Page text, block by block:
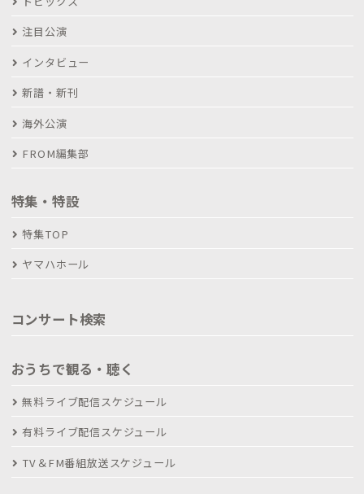
注目公演
インタビュー
新譜・新刊
海外公演
FROM編集部
特集・特設
特集TOP
ヤマハホール
コンサート検索
おうちで観る・聴く
無料ライブ配信スケジュール
有料ライブ配信スケジュール
TV＆FM番組放送スケジュール